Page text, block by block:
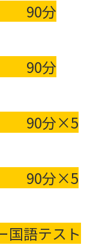
90分
90分
90分×5
90分×5
語テスト